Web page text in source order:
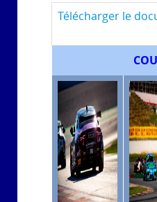
Télécharger le